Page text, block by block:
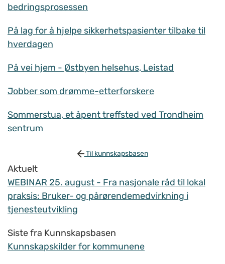
bedringsprosessen
På lag for å hjelpe sikkerhetspasienter tilbake til
hverdagen
På vei hjem - Østbyen helsehus, Leistad
Jobber som drømme-etterforskere
Sommerstua, et åpent treffsted ved Trondheim
sentrum
Til kunnskapsbasen
Aktuelt
WEBINAR 25. august - Fra nasjonale råd til lokal
praksis: Bruker- og pårørendemedvirkning i
tjenesteutvikling
Siste fra Kunnskapsbasen
Kunnskapskilder for kommunene